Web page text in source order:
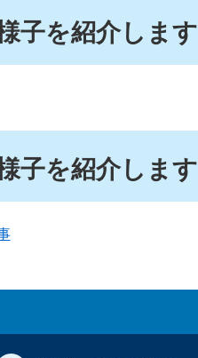
子を紹介します
子を紹介します